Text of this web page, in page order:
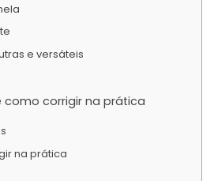
e versáteis
como corrigir na prática
na prática